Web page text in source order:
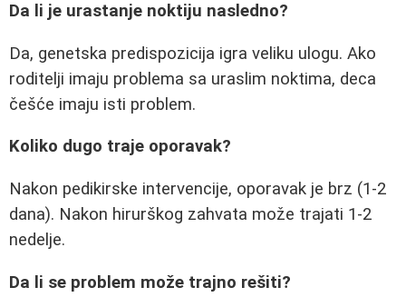
Da li je urastanje noktiju nasledno?
Da, genetska predispozicija igra veliku ulogu. Ako
roditelji imaju problema sa uraslim noktima, deca
češće imaju isti problem.
Koliko dugo traje oporavak?
Nakon pedikirske intervencije, oporavak je brz (1-2
dana). Nakon hirurškog zahvata može trajati 1-2
nedelje.
Da li se problem može trajno rešiti?